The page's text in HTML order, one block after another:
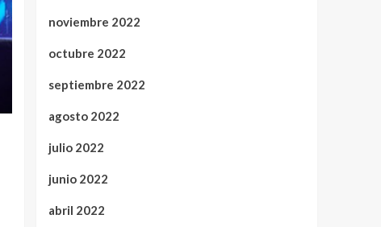
noviembre 2022
octubre 2022
septiembre 2022
agosto 2022
julio 2022
junio 2022
abril 2022